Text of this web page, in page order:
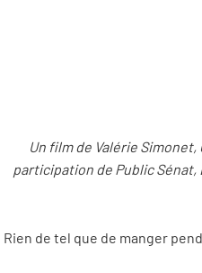
Un film de Valérie
participation de Public Sénat,
Rien de tel que de manger